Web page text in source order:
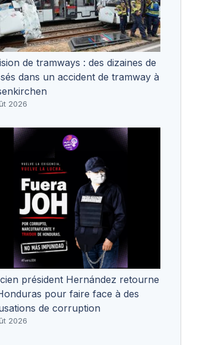
de tramways : des dizaines de
dans un accident de tramway à
2026
président Hernández retourne
pour faire face à des
de corruption
2026